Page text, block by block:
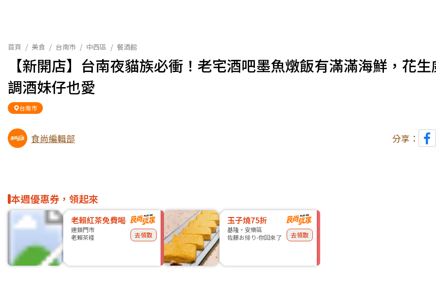
首頁 / 美食 / 台南市 / 中西區 / 餐酒館
【新開店】台南夜貓族必衝！老宅酒吧墨魚燉飯有滿滿海鮮，花
調酒妹仔也愛
台南市
食尚編輯部 分享：
本週優惠券，領起來
老賴紅茶免費喝
連鎖門市
老賴茶棧
去領取
玉子燒75折
基隆・安樂區
佐藤お帰り-你回來了
去領取